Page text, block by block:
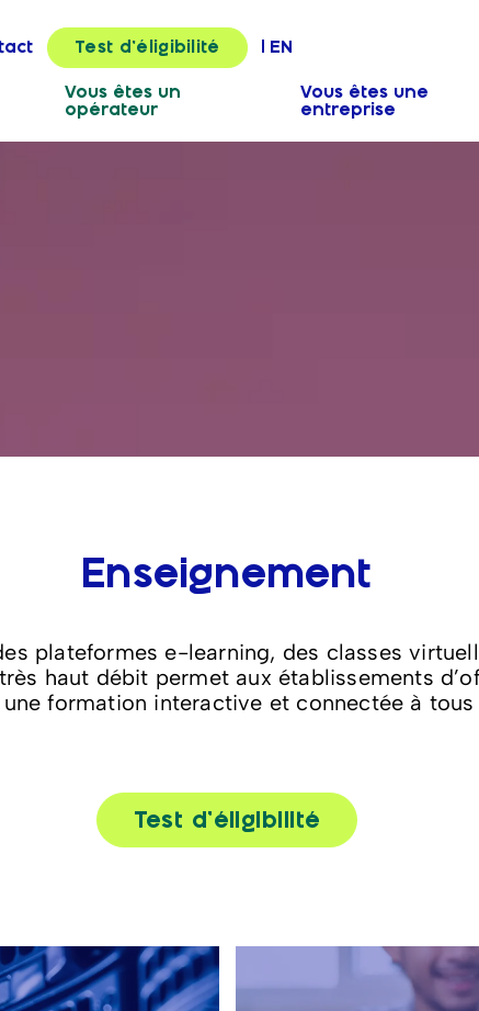
Test d’éligibilité EN
Vous êtes un
opérateur
Vous êtes une
entreprise
Enseignement
plateformes e-learning, des classes
haut débit permet aux établissements
formation interactive et connectée à
Test d’éligibilité